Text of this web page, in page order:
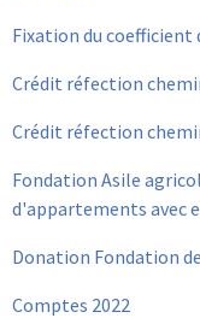
Fixation du
Crédit réfection
Crédit réfection
Fondation Asile
d'appartements avec
Donation Fondation
Comptes 2022